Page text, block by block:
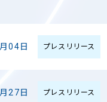
04日 プレスリリース
27日 プレスリリース